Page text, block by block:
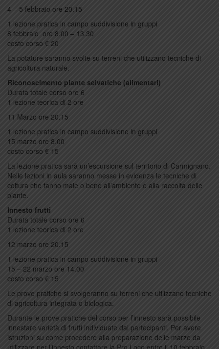
4 – 5 febbraio ore 20.15
1 lezione pratica in campo suddivisione in gruppi
8 febbraio ore 8.00 – 13.30
costo corso € 20
La potature saranno svolte su terreni che utilizzano tecniche di
agricoltura naturale.
Riconoscimento piante selvatiche (alimentari)
Durata totale corso ore 6
1 lezione teorica di 2 ore
11 Marzo ore 20.15
1 lezione pratica in campo suddivisione in gruppi
15 marzo ore 8.00
costo corso € 15
La lezione pratica sarà un’escursione sul territorio di Carmignano.
Nelle lezioni in aula saranno messe in evidenza le tecniche di
coltura che fanno male o bene all’ambiente e alla raccolta delle
piante.
Innesto frutti
Durata totale corso ore 6
1 lezione teorica di 2 ore
12 marzo ore 20.15
1 lezione pratica in campo suddivisione in gruppi
15 – 22 marzo ore 14.00
costo corso € 15
Le prove pratiche si svolgeranno su terreni che utilizzano tecniche
di agricoltura integrata o biologica.
Durante le prove pratiche del corso per l’innesto sarà possibile
innestare varietà di frutti individuate dai partecipanti. Per avere
istruzioni su come procedere alla preparazione delle marze da